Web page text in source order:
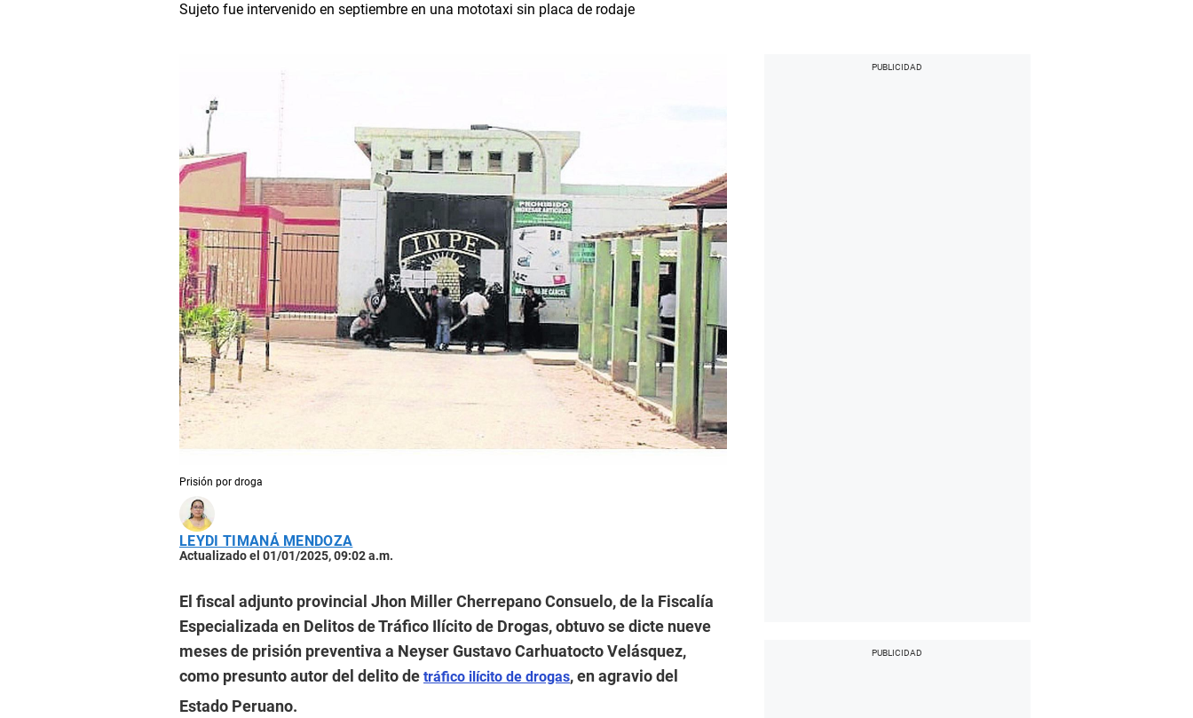
Sujeto fue intervenido en septiembre en una mototaxi sin placa de rodaje
Prisión por droga
LEYDI TIMANÁ MENDOZA
Actualizado el 01/01/2025, 09:02 a.m.
El fiscal adjunto provincial Jhon Miller Cherrepano Consuelo, de la Fiscalía
Especializada en Delitos de Tráfico Ilícito de Drogas, obtuvo se dicte nueve
meses de prisión preventiva a Neyser Gustavo Carhuatocto Velásquez,
como presunto autor del delito de tráfico ilícito de drogas, en agravio del
Estado Peruano.